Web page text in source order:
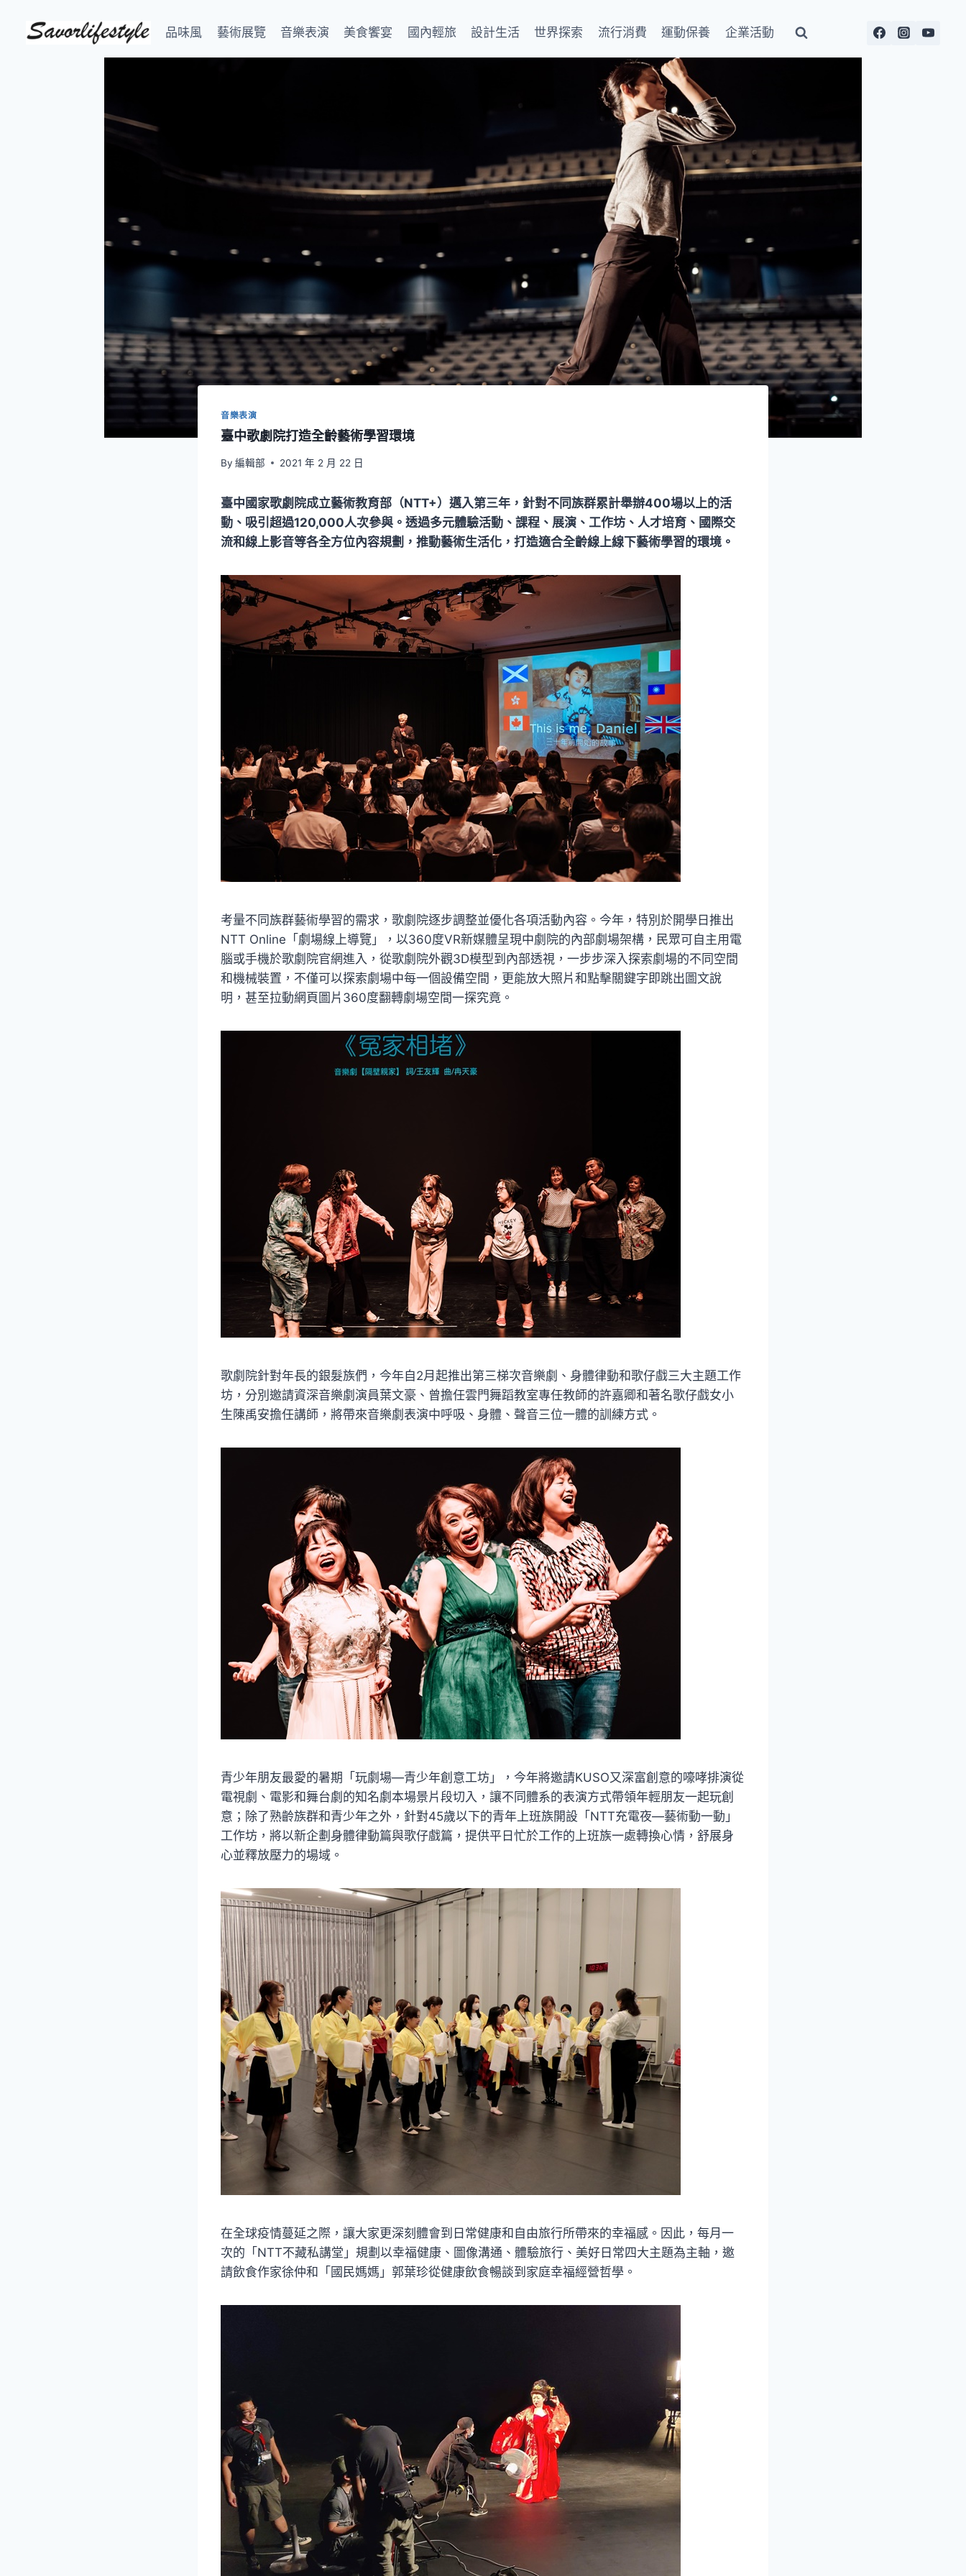
品味風 藝術展覽 音樂表演 美食饗宴 國內輕旅 設計生活 世界探索 流行消費 運動保養 企業活動
音樂表演
臺中歌劇院打造全齡藝術學習環境
By 編輯部 2021 年 2 月 22 日
臺中國家歌劇院成立藝術教育部（NTT+）邁入第三年，針對不同族群累計舉辦400場以上的活
動、吸引超過120,000人次參與。透過多元體驗活動、課程、展演、工作坊、人才培育、國際交
流和線上影音等各全方位內容規劃，推動藝術生活化，打造適合全齡線上線下藝術學習的環境。
考量不同族群藝術學習的需求，歌劇院逐步調整並優化各項活動內容。今年，特別於開學日推出
NTT Online「劇場線上導覽」，以360度VR新媒體呈現中劇院的內部劇場架構，民眾可自主用電
腦或手機於歌劇院官網進入，從歌劇院外觀3D模型到內部透視，一步步深入探索劇場的不同空間
和機械裝置，不僅可以探索劇場中每一個設備空間，更能放大照片和點擊關鍵字即跳出圖文說
明，甚至拉動網頁圖片360度翻轉劇場空間一探究竟。
歌劇院針對年長的銀髮族們，今年自2月起推出第三梯次音樂劇、身體律動和歌仔戲三大主題工作
坊，分別邀請資深音樂劇演員葉文豪、曾擔任雲門舞蹈教室專任教師的許嘉卿和著名歌仔戲女小
生陳禹安擔任講師，將帶來音樂劇表演中呼吸、身體、聲音三位一體的訓練方式。
青少年朋友最愛的暑期「玩劇場—青少年創意工坊」，今年將邀請KUSO又深富創意的嚎哮排演從
電視劇、電影和舞台劇的知名劇本場景片段切入，讓不同體系的表演方式帶領年輕朋友一起玩創
意；除了熟齡族群和青少年之外，針對45歲以下的青年上班族開設「NTT充電夜—藝術動一動」
工作坊，將以新企劃身體律動篇與歌仔戲篇，提供平日忙於工作的上班族一處轉換心情，舒展身
心並釋放壓力的場域。
在全球疫情蔓延之際，讓大家更深刻體會到日常健康和自由旅行所帶來的幸福感。因此，每月一
次的「NTT不藏私講堂」規劃以幸福健康、圖像溝通、體驗旅行、美好日常四大主題為主軸，邀
請飲食作家徐仲和「國民媽媽」郭葉珍從健康飲食暢談到家庭幸福經營哲學。